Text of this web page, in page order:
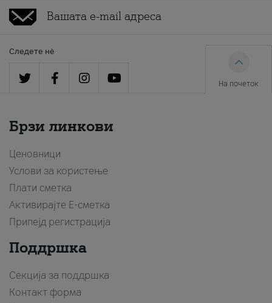
Следете нè
На почеток
Брзи линкови
Ценовници
Услови за користење
Плати сметка
Активирајте Е-сметка
Припејд регистрација
Поддршка
Секција за поддршка
Контакт форма